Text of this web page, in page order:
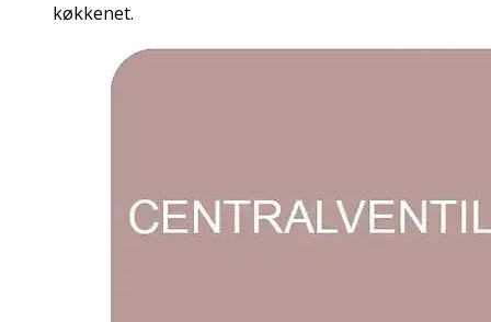
køkkenet.